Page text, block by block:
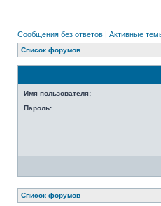
Сообщения без ответов | Активные
Список форумов
Имя пользователя:
Пароль:
Список форумов